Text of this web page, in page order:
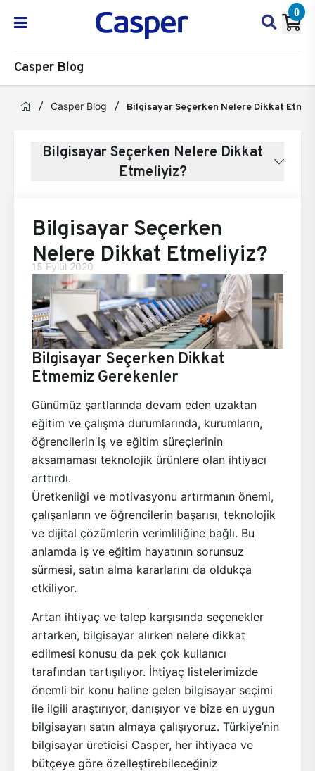
0
Casper Blog
Casper Blog Bilgisayar Seçerken Nelere Dikkat
Bilgisayar Seçerken Nelere Dikkat
Etmeliyiz?
Bilgisayar Seçerken
Nelere Dikkat Etmeliyiz?
15 Eylül 2020
Bilgisayar Seçerken Dikkat
Etmemiz Gerekenler
Günümüz şartlarında devam eden uzaktan
eğitim ve çalışma durumlarında, kurumların,
öğrencilerin iş ve eğitim süreçlerinin
aksamaması teknolojik ürünlere olan ihtiyacı
arttırdı.
Üretkenliği ve motivasyonu artırmanın önemi,
çalışanların ve öğrencilerin başarısı, teknolojik
ve dijital çözümlerin verimliliğine bağlı. Bu
anlamda iş ve eğitim hayatının sorunsuz
sürmesi, satın alma kararlarını da oldukça
etkiliyor.
Artan ihtiyaç ve talep karşısında seçenekler
artarken, bilgisayar alırken nelere dikkat
edilmesi konusu da pek çok kullanıcı
tarafından tartışılıyor. İhtiyaç listelerimizde
önemli bir konu haline gelen bilgisayar seçimi
ile ilgili araştırıyor, danışıyor ve bize en uygun
bilgisayarı satın almaya çalışıyoruz. Türkiye’nin
bilgisayar üreticisi Casper, her ihtiyaca ve
bütçeye göre özelleştirebileceğiniz